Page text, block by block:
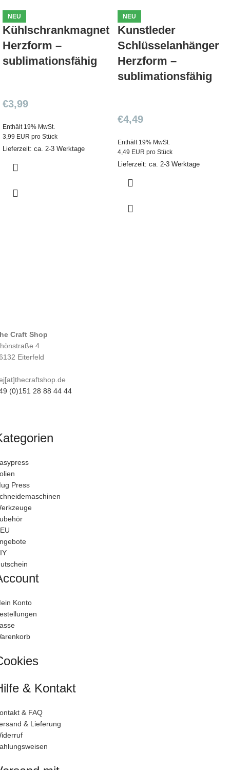
NEU
Kühlschrankmagnet
Herzform –
sublimationsfähig
€3,99
Enthält 19% MwSt.
3,99 EUR pro Stück
Lieferzeit: ca. 2-3 Werktage
NEU
Kunstleder
Schlüsselanhänger
Herzform –
sublimationsfähig
€4,49
Enthält 19% MwSt.
4,49 EUR pro Stück
Lieferzeit: ca. 2-3 Werktage
Craft Shop
4
Eiterfeld
(0)151 28 88 44 44
Press
Konto
& Kontakt
& FAQ
& Lieferung